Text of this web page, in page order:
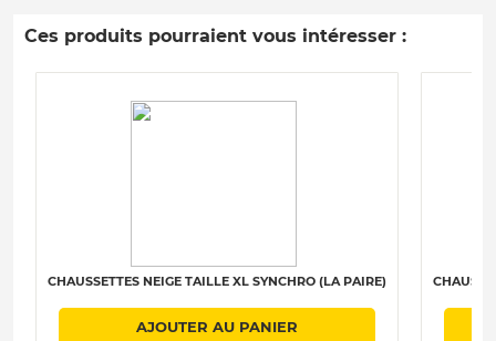
Ces produits pourraient vous intéresser :
CHAUSSETTES NEIGE TAILLE XL SYNCHRO (LA PAIRE)
AJOUTER AU PANIER